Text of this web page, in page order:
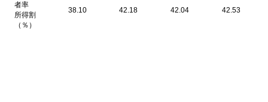
者率
所得割
（％）
38.10 42.18 42.04 42.53